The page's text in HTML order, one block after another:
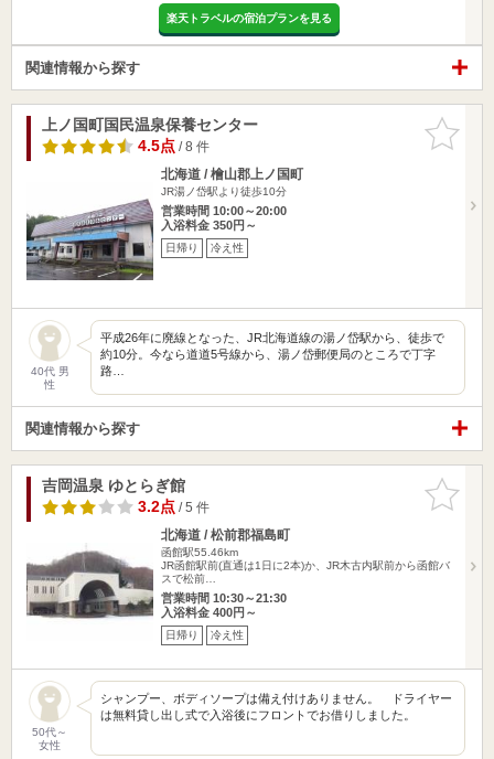
楽天トラベルの宿泊プランを見る
関連情報から探す
お気に入
りに追加
上ノ国町国民温泉保養センター
4.5点/ 8 件
北海道 / 檜山郡上ノ国町
JR湯ノ岱駅より徒歩10分
営業時間 10:00～20:00
入浴料金 350円～
日帰り 冷え性
40代 男
性
平成26年に廃線となった、JR北海道線の湯ノ岱駅から、徒歩で
約10分。今なら道道5号線から、湯ノ岱郵便局のところで丁字
路…
関連情報から探す
お気に入
りに追加
吉岡温泉 ゆとらぎ館
3.2点/ 5 件
北海道 / 松前郡福島町
函館駅55.46km
JR函館駅前(直通は1日に2本)か、JR木古内駅前から函館バ
スで松前…
営業時間 10:30～21:30
入浴料金 400円～
日帰り 冷え性
50代～
女性
シャンプー、ボディソープは備え付けありません。 ドライヤー
は無料貸し出し式で入浴後にフロントでお借りしました。